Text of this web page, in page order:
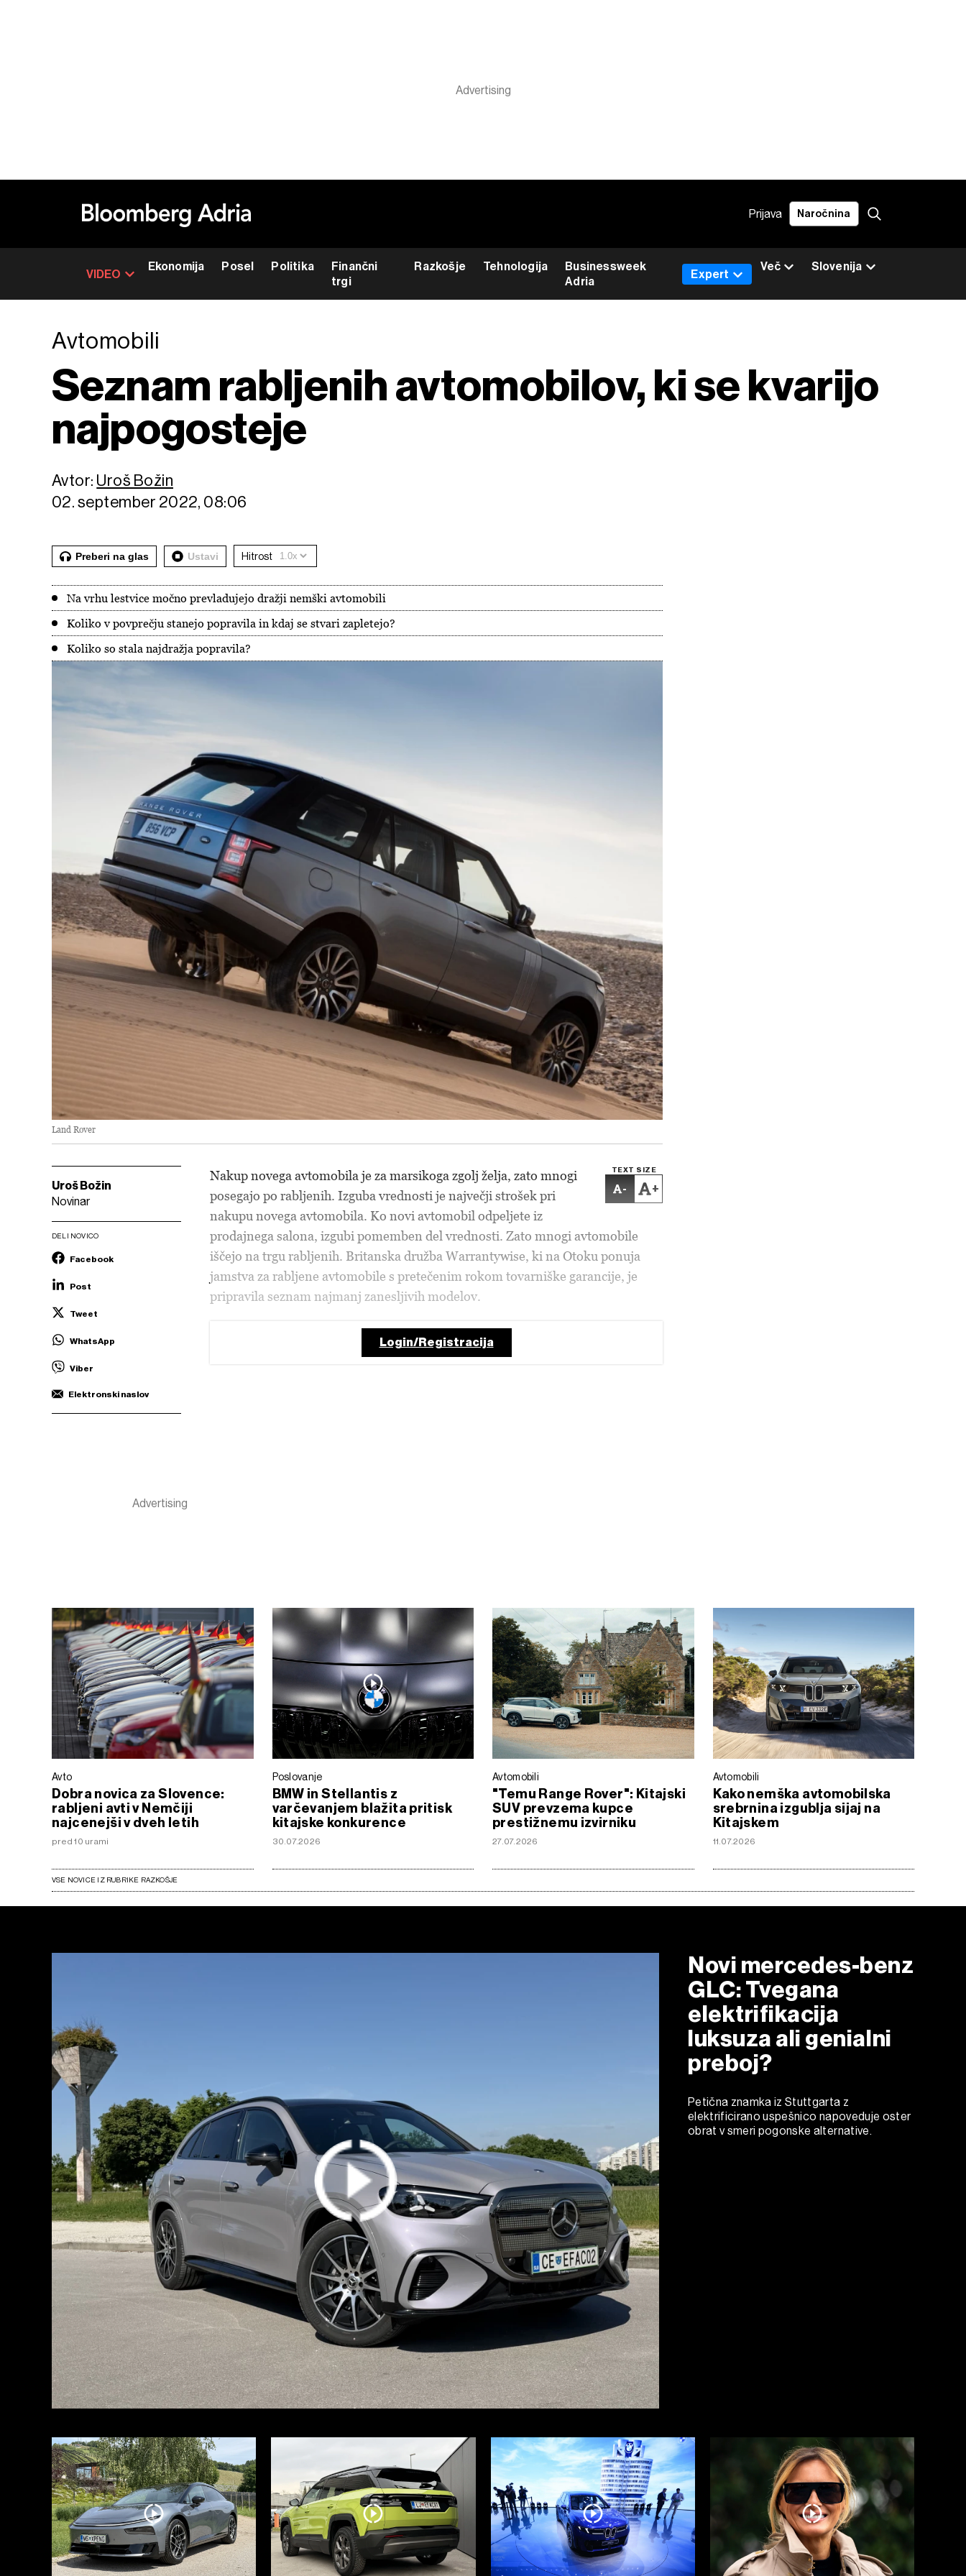
Prijava Naročnina
VIDEO
Ekonomija Posel Politika
Finančni
trgi
Razkošje Tehnologija
Businessweek
Adria
Slovenija
Expert
Več
Avtomobili
Seznam rabljenih avtomobilov, ki se kvarijo
najpogosteje
Avtor: Uroš Božin
02. september 2022, 08:06
Preberi na glas Ustavi Hitrost
Na vrhu lestvice močno prevladujejo dražji nemški avtomobili
Koliko v povprečju stanejo popravila in kdaj se stvari zapletejo?
Koliko so stala najdražja popravila?
Land Rover
Uroš Božin
Novinar
DELI NOVICO
Facebook
Post
Tweet
WhatsApp
Viber
Elektronski naslov
TEXT SIZE
- +
Nakup novega avtomobila je za marsikoga zgolj želja, zato mnogi
posegajo po rabljenih. Izguba vrednosti je največji strošek pri
nakupu novega avtomobila. Ko novi avtomobil odpeljete iz
prodajnega salona, izgubi pomemben del vrednosti. Zato mnogi avtomobile
iščejo na trgu rabljenih. Britanska družba Warrantywise, ki na Otoku ponuja
jamstva za rabljene avtomobile s pretečenim rokom tovarniške garancije, je
pripravila seznam najmanj zanesljivih modelov.
Login/Registracija
Avto
Dobra novica za Slovence:
rabljeni avti v Nemčiji
najcenejši v dveh letih
pred 10 urami
Poslovanje
BMW in Stellantis z
varčevanjem blažita pritisk
kitajske konkurence
30.07.2026
Avtomobili
"Temu Range Rover": Kitajski
SUV prevzema kupce
prestižnemu izvirniku
27.07.2026
Avtomobili
Kako nemška avtomobilska
srebrnina izgublja sijaj na
Kitajskem
11.07.2026
VSE NOVICE IZ RUBRIKE RAZKOŠJE
Novi mercedes-benz
GLC: Tvegana
elektrifikacija
luksuza ali genialni
preboj?
Petična znamka iz Stuttgarta z
elektrificirano uspešnico napoveduje oster
obrat v smeri pogonske alternative.